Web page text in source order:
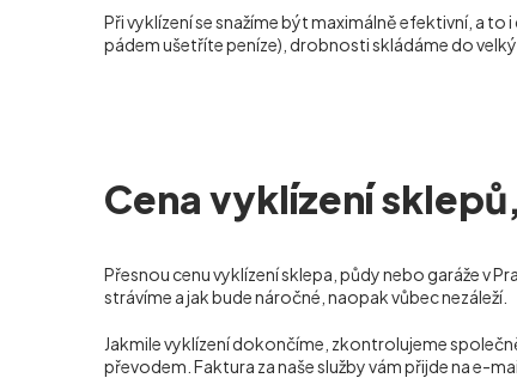
Při vyklízení se snažíme být maximálně efektivní, a
pádem ušetříte peníze), drobnosti skládáme do
Cena vyklízení
Přesnou cenu vyklízení sklepa, půdy nebo garáže v
strávíme a jak bude náročné, naopak vůbec nezáleží.
Jakmile vyklízení dokončíme, zkontrolujeme
převodem. Faktura za naše služby vám přijde na e-